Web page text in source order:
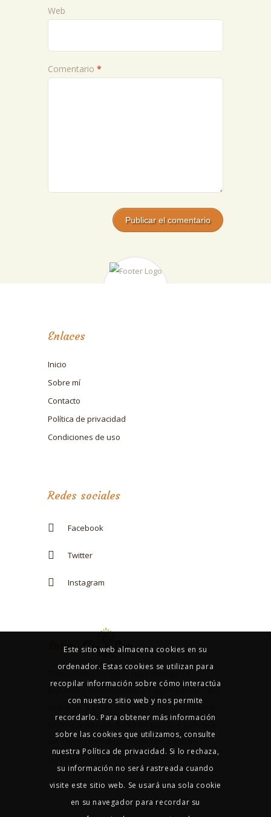
Web
Comentario *
Enlaces
Inicio
Sobre mí
Contacto
Política de privacidad
Condiciones de uso
Redes sociales
Facebook
Twitter
Instagram
Sobre
expande y nos convierte en algo hermoso. Sin
embargo, a veces nuestras raíces se enredan
sin saber cómo desenredarnos. Deslíate
Este sitio web almacena cookies en su
ordenador. Estas cookies se utilizan para
recopilar información sobre cómo interactúa
con nuestro sitio web y nos permite
recordarlo. Para obtener más información
sobre las cookies que utilizamos, consulte
nuestra Política de privacidad. Si lo rechaza,
su información no será rastreada cuando
visite este sitio web. Se usará una sola cookie
en su navegador para recordar su